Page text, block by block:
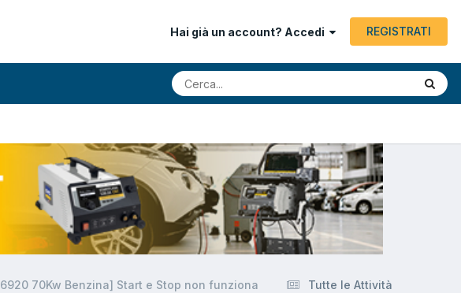
Hai già un account? Accedi REGISTRATI
Tutte le Attività
70Kw Benzina] Start e Stop non funziona